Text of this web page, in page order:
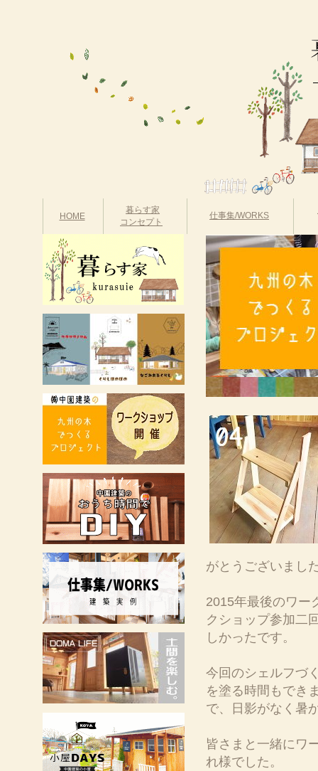
HOME
暮らす家
コンセプト
仕事集/WORKS
がとうございまし
2015年最後のワー
クショップ参加二
しかったです。
今回のシェルフづ
を塗る時間もでき
で、日影がなく暑
皆さまと一緒にワ
れ様でした。